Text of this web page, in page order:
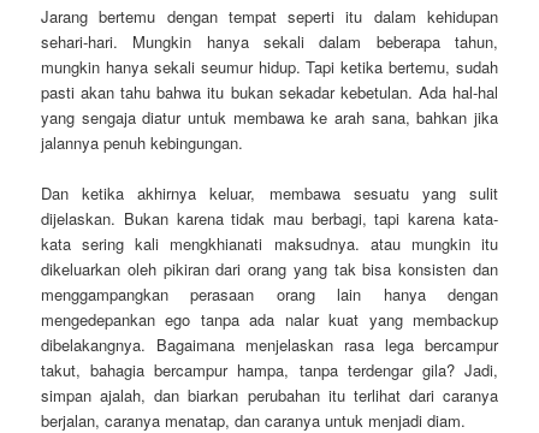
Jarang bertemu dengan tempat seperti itu dalam kehidupan
sehari-hari. Mungkin hanya sekali dalam beberapa tahun,
mungkin hanya sekali seumur hidup. Tapi ketika bertemu, sudah
pasti akan tahu bahwa itu bukan sekadar kebetulan. Ada hal-hal
yang sengaja diatur untuk membawa ke arah sana, bahkan jika
jalannya penuh kebingungan.
Dan ketika akhirnya keluar, membawa sesuatu yang sulit
dijelaskan. Bukan karena tidak mau berbagi, tapi karena kata-
kata sering kali mengkhianati maksudnya. atau mungkin itu
dikeluarkan oleh pikiran dari orang yang tak bisa konsisten dan
menggampangkan perasaan orang lain hanya dengan
mengedepankan ego tanpa ada nalar kuat yang membackup
dibelakangnya. Bagaimana menjelaskan rasa lega bercampur
takut, bahagia bercampur hampa, tanpa terdengar gila? Jadi,
simpan ajalah, dan biarkan perubahan itu terlihat dari caranya
berjalan, caranya menatap, dan caranya untuk menjadi diam.